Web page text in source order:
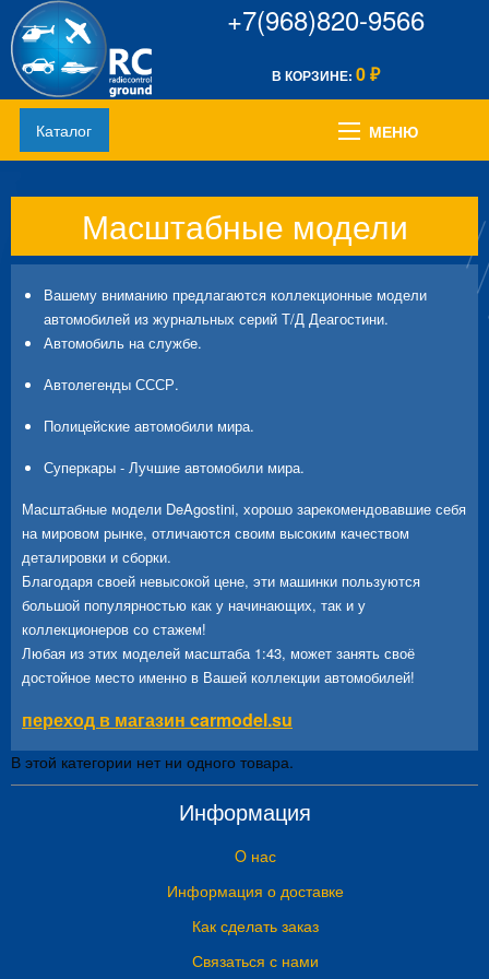
+7(968)820-9566
В КОРЗИНЕ:0₽
Каталог МЕНЮ
Масштабные модели
Вашему вниманию предлагаются коллекционные модели
автомобилей из журнальных серий Т/Д Деагостини.
Автомобиль на службе.
Автолегенды СССР.
Полицейские автомобили мира.
Суперкары - Лучшие автомобили мира.
Масштабные модели DeAgostini, хорошо зарекомендовавшие себя
на мировом рынке, отличаются своим высоким качеством
деталировки и сборки.
Благодаря своей невысокой цене, эти машинки пользуются
большой популярностью как у начинающих, так и у
коллекционеров со стажем!
Любая из этих моделей масштаба 1:43, может занять своё
достойное место именно в Вашей коллекции автомобилей!
переход в магазин carmodel.su
В этой категории нет ни одного товара.
Информация
O нас
Информация о доставке
Как сделать заказ
Связаться с нами